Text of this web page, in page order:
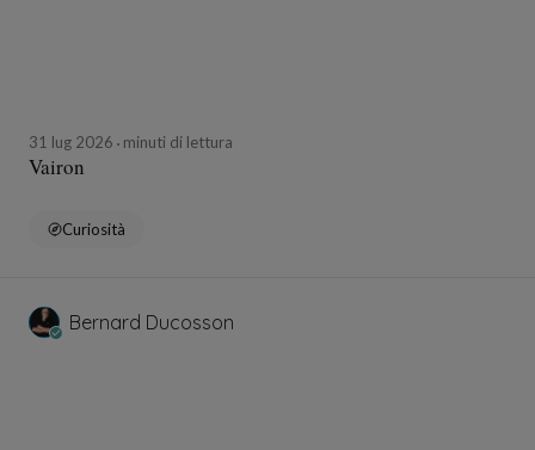
31 lug 2026 minuti di lettura
Vairon
Curiosità
Bernard Ducosson